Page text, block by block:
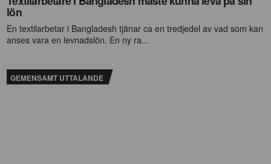
lön
En textilarbetar i Bangladesh tjänar ca en tredjedel av vad som kan
anses vara en levnadslön. En ny ra...
GEMENSAMT UTTALANDE